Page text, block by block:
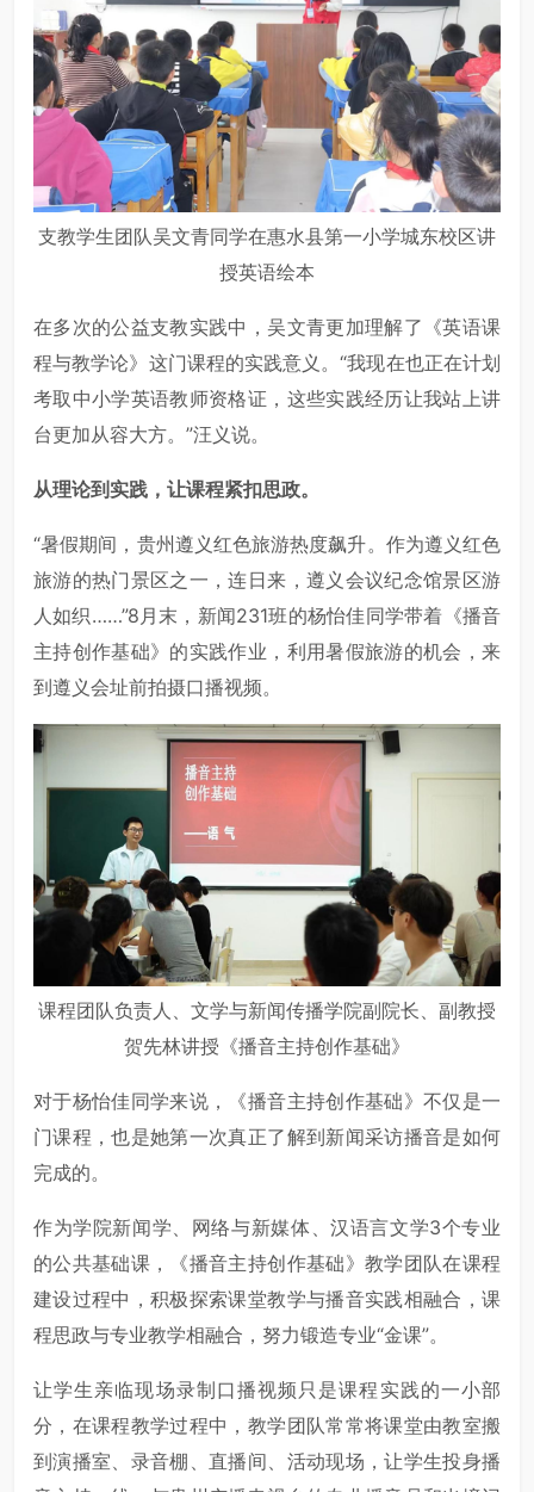
支教学生团队吴文青同学在惠水县第一小学城东校区讲
授英语绘本
在多次的公益支教实践中，吴文青更加理解了《英语课
程与教学论》这门课程的实践意义。“我现在也正在计划
考取中小学英语教师资格证，这些实践经历让我站上讲
台更加从容大方。”汪义说。
从理论到实践，让课程紧扣思政。
“暑假期间，贵州遵义红色旅游热度飙升。作为遵义红色
旅游的热门景区之一，连日来，遵义会议纪念馆景区游
人如织……”8月末，新闻231班的杨怡佳同学带着《播音
主持创作基础》的实践作业，利用暑假旅游的机会，来
到遵义会址前拍摄口播视频。
课程团队负责人、文学与新闻传播学院副院长、副教授
贺先林讲授《播音主持创作基础》
对于杨怡佳同学来说，《播音主持创作基础》不仅是一
门课程，也是她第一次真正了解到新闻采访播音是如何
完成的。
作为学院新闻学、网络与新媒体、汉语言文学3个专业
的公共基础课，《播音主持创作基础》教学团队在课程
建设过程中，积极探索课堂教学与播音实践相融合，课
程思政与专业教学相融合，努力锻造专业“金课”。
让学生亲临现场录制口播视频只是课程实践的一小部
分，在课程教学过程中，教学团队常常将课堂由教室搬
到演播室、录音棚、直播间、活动现场，让学生投身播